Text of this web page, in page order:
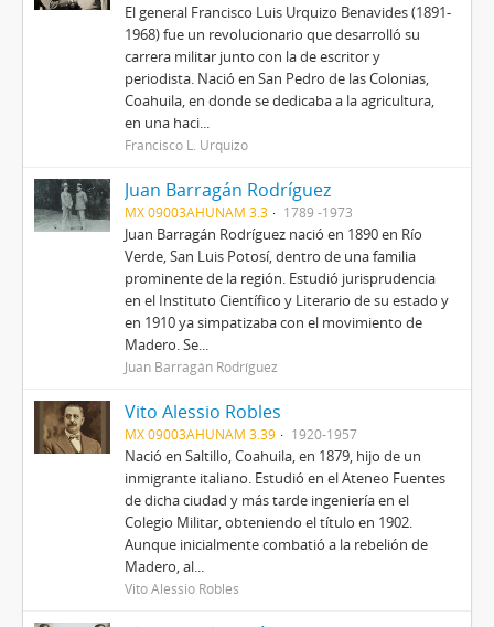
El general Francisco Luis Urquizo Benavides (1891-
1968) fue un revolucionario que desarrolló su
carrera militar junto con la de escritor y
periodista. Nació en San Pedro de las Colonias,
Coahuila, en donde se dedicaba a la agricultura,
en una haci...
Francisco L. Urquizo
Juan Barragán Rodríguez
MX 09003AHUNAM 3.3 1789 -1973
Juan Barragán Rodríguez nació en 1890 en Río
Verde, San Luis Potosí, dentro de una familia
prominente de la región. Estudió jurisprudencia
en el Instituto Científico y Literario de su estado y
en 1910 ya simpatizaba con el movimiento de
Madero. Se...
Juan Barragán Rodríguez
Vito Alessio Robles
MX 09003AHUNAM 3.39 1920-1957
Nació en Saltillo, Coahuila, en 1879, hijo de un
inmigrante italiano. Estudió en el Ateneo Fuentes
de dicha ciudad y más tarde ingeniería en el
Colegio Militar, obteniendo el título en 1902.
Aunque inicialmente combatió a la rebelión de
Madero, al...
Vito Alessio Robles